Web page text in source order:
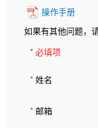
操作手册
如果有其他问题，
* 必填项
* 姓名
* 邮箱